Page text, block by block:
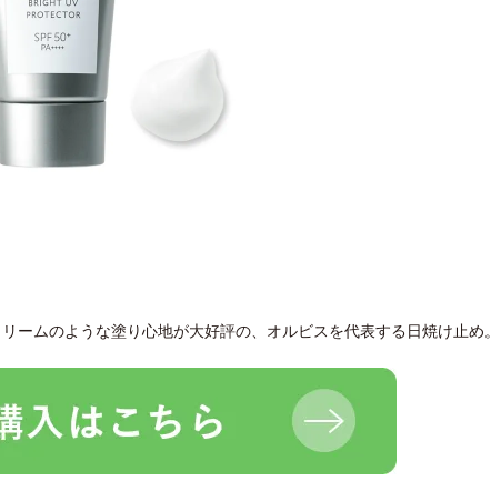
ームのような塗り心地が大好評の、オルビスを代表する日焼け止め。